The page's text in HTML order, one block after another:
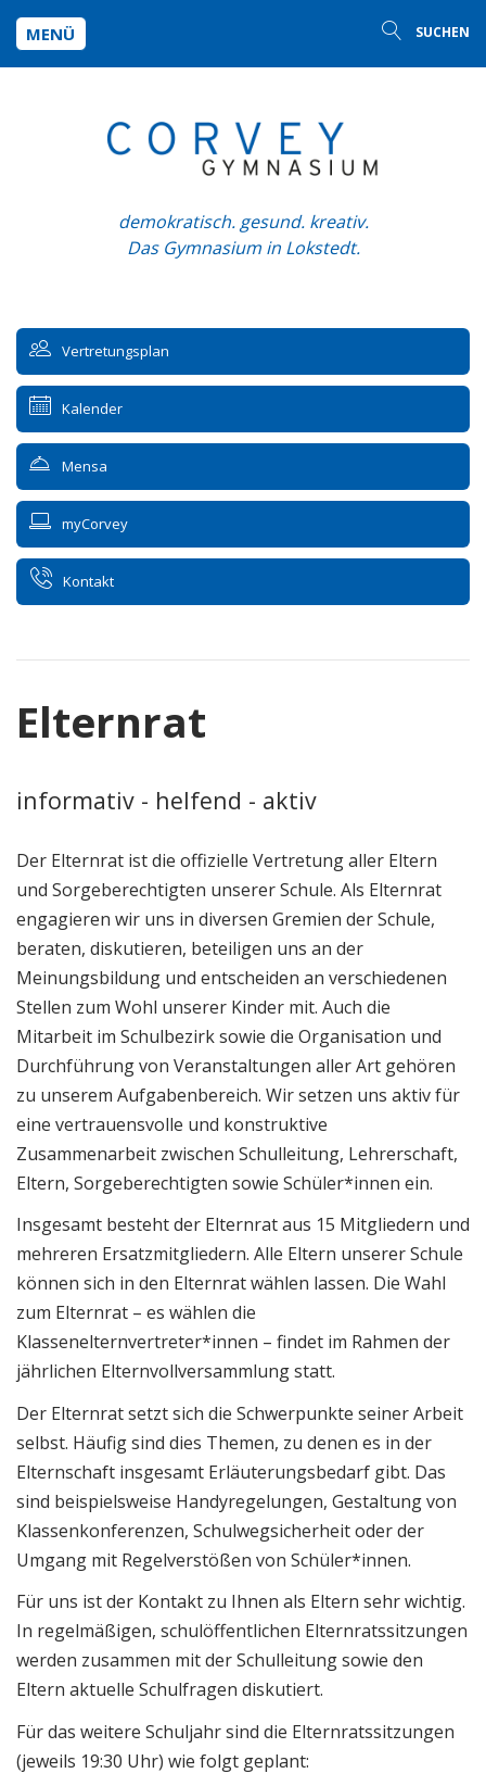
MENÜ SUCHEN
demokratisch. gesund. kreativ.
Das Gymnasium in Lokstedt.
Vertretungsplan
Kalender
Mensa
myCorvey
Kontakt
Elternrat
informativ - helfend - aktiv
Der Elternrat ist die offizielle Vertretung aller Eltern
und Sorgeberechtigten unserer Schule. Als Elternrat
engagieren wir uns in diversen Gremien der Schule,
beraten, diskutieren, beteiligen uns an der
Meinungsbildung und entscheiden an verschiedenen
Stellen zum Wohl unserer Kinder mit. Auch die
Mitarbeit im Schulbezirk sowie die Organisation und
Durchführung von Veranstaltungen aller Art gehören
zu unserem Aufgabenbereich. Wir setzen uns aktiv für
eine vertrauensvolle und konstruktive
Zusammenarbeit zwischen Schulleitung, Lehrerschaft,
Eltern, Sorgeberechtigten sowie Schüler*innen ein.
Insgesamt besteht der Elternrat aus 15 Mitgliedern und
mehreren Ersatzmitgliedern. Alle Eltern unserer Schule
können sich in den Elternrat wählen lassen. Die Wahl
zum Elternrat – es wählen die
Klassenelternvertreter*innen – findet im Rahmen der
jährlichen Elternvollversammlung statt.
Der Elternrat setzt sich die Schwerpunkte seiner Arbeit
selbst. Häufig sind dies Themen, zu denen es in der
Elternschaft insgesamt Erläuterungsbedarf gibt. Das
sind beispielsweise Handyregelungen, Gestaltung von
Klassenkonferenzen, Schulwegsicherheit oder der
Umgang mit Regelverstößen von Schüler*innen.
Für uns ist der Kontakt zu Ihnen als Eltern sehr wichtig.
In regelmäßigen, schulöffentlichen Elternratssitzungen
werden zusammen mit der Schulleitung sowie den
Eltern aktuelle Schulfragen diskutiert.
Für das weitere Schuljahr sind die Elternratssitzungen
(jeweils 19:30 Uhr) wie folgt geplant: